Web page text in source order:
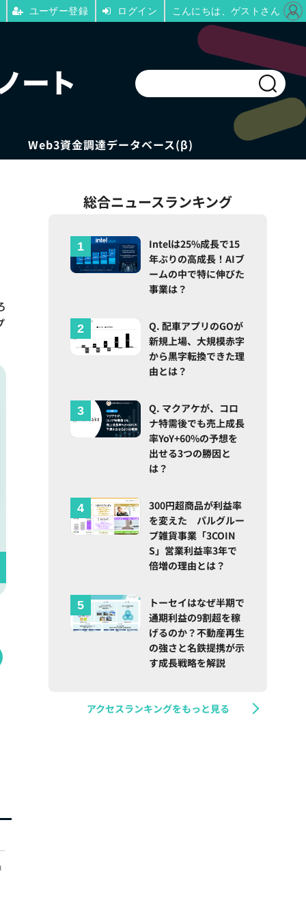
Web3資金調達データベース(β)
総合ニュースランキング
Intelは25%成長で15
年ぶりの高成長！AIブ
ームの中で特に伸びた
事業は？
Q. 配車アプリのGOが
新規上場、大規模赤字
から黒字転換できた理
由とは？
Q. マクアケが、コロ
ナ特需後でも売上成長
率YoY+60%の予想を
出せる3つの勝因と
は？
300円超商品が利益率
を変えた パルグルー
プ雑貨事業「3COIN
S」営業利益率3年で
倍増の理由とは？
トーセイはなぜ半期で
通期利益の9割超を稼
げるのか？不動産再生
の強さと名鉄提携が示
す成長戦略を解説
アクセスランキングをもっと見る
ユーザー登録 ログイン こんにちは、ゲストさん